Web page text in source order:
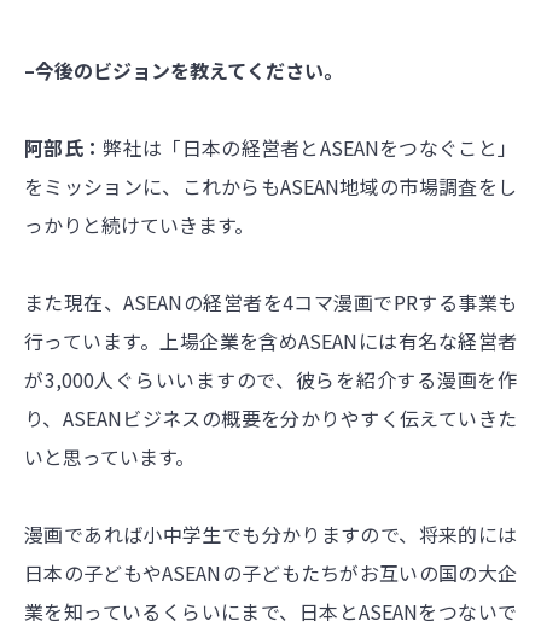
–今後のビジョンを教えてください。
阿部氏：弊社は「日本の経営者とASEANをつなぐこと」
をミッションに、これからもASEAN地域の市場調査をし
っかりと続けていきます。
また現在、ASEANの経営者を4コマ漫画でPRする事業も
行っています。上場企業を含めASEANには有名な経営者
が3,000人ぐらいいますので、彼らを紹介する漫画を作
り、ASEANビジネスの概要を分かりやすく伝えていきた
いと思っています。
漫画であれば小中学生でも分かりますので、将来的には
日本の子どもやASEANの子どもたちがお互いの国の大企
業を知っているくらいにまで、日本とASEANをつないで